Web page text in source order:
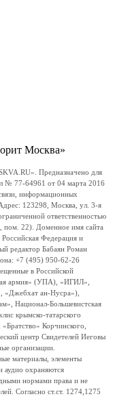
Москва»
Предназначено для
№ 77-64961 от 04 марта 2016
информационных
123298, Москва, ул. 3-я
ответственностью
22). Доменное имя сайта
Федерация и
редактор Бабаян Роман
+7 (495) 950-62-26
в Российской
армия» (УПА), «ИГИЛ»,
ан-Нусра»),
Национал-Большевистская
крымско-татарского
Корчинского,
центр Свидетелей Иеговы
организации.
материалы, элементы
аудио охраняются
нормами права и не
Согласно ст.ст. 1274,1275